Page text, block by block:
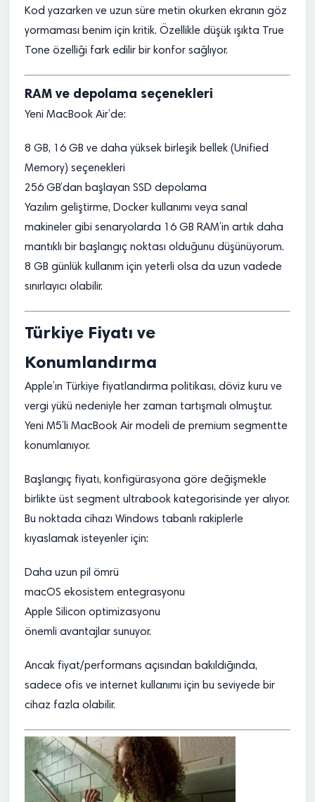
Kod yazarken ve uzun süre metin okurken ekranın göz
yormaması benim için kritik. Özellikle düşük ışıkta True
Tone özelliği fark edilir bir konfor sağlıyor.
RAM ve depolama seçenekleri
Yeni MacBook Air’de:
8 GB, 16 GB ve daha yüksek birleşik bellek (Unified
Memory) seçenekleri
256 GB’dan başlayan SSD depolama
Yazılım geliştirme, Docker kullanımı veya sanal
makineler gibi senaryolarda 16 GB RAM’in artık daha
mantıklı bir başlangıç noktası olduğunu düşünüyorum.
8 GB günlük kullanım için yeterli olsa da uzun vadede
sınırlayıcı olabilir.
Türkiye Fiyatı ve
Konumlandırma
Apple’ın Türkiye fiyatlandırma politikası, döviz kuru ve
vergi yükü nedeniyle her zaman tartışmalı olmuştur.
Yeni M5’li MacBook Air modeli de premium segmentte
konumlanıyor.
Başlangıç fiyatı, konfigürasyona göre değişmekle
birlikte üst segment ultrabook kategorisinde yer alıyor.
Bu noktada cihazı Windows tabanlı rakiplerle
kıyaslamak isteyenler için:
Daha uzun pil ömrü
macOS ekosistem entegrasyonu
Apple Silicon optimizasyonu
önemli avantajlar sunuyor.
Ancak fiyat/performans açısından bakıldığında,
sadece ofis ve internet kullanımı için bu seviyede bir
cihaz fazla olabilir.